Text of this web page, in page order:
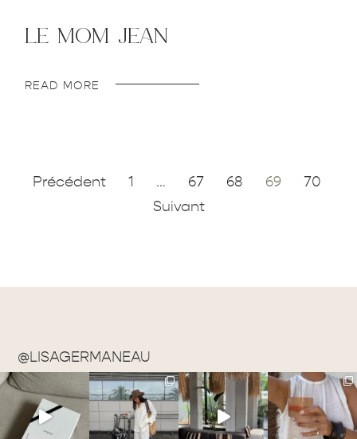
le mom jean
READ MORE
Précédent 1 … 67 68 69
70
Suivant
@LISAGERMANEAU